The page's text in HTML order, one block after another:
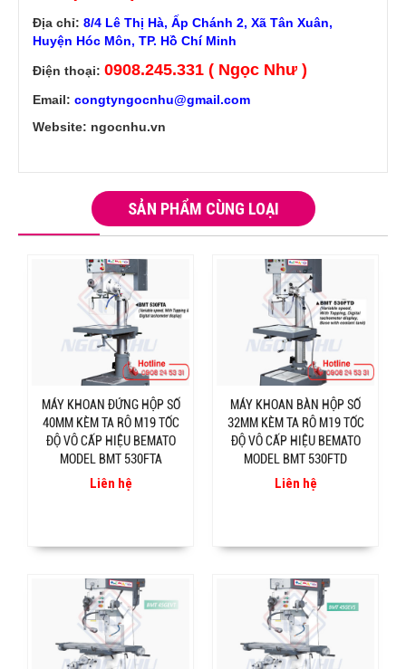
Địa chỉ: 8/4 Lê Thị Hà, Ấp Chánh 2, Xã Tân Xuân,
Huyện Hóc Môn, TP. Hồ Chí Minh
Điện thoại: 0908.245.331 ( Ngọc Như )
Email: congtyngocnhu@gmail.com
Website: ngocnhu.vn
SẢN PHẨM CÙNG LOẠI
MÁY KHOAN ĐỨNG HỘP SỐ
40MM KÈM TA RÔ M19 TỐC
ĐỘ VÔ CẤP HIỆU BEMATO
MODEL BMT 530FTA
Liên hệ
MÁY KHOAN BÀN HỘP SỐ
32MM KÈM TA RÔ M19 TỐC
ĐỘ VÔ CẤP HIỆU BEMATO
MODEL BMT 530FTD
Liên hệ